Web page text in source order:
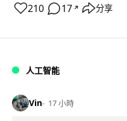
210 17 ↗ 分享
人工智能
Vin 17 小時